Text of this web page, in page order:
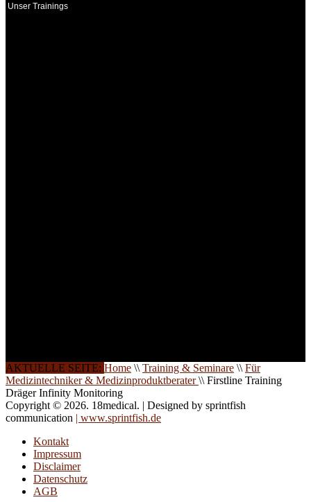
Unser Trainings
AKTUELLE SEITE: Home \\ Training & Seminare \\ Für
Medizintechniker & Medizinproduktberater\\ Firstline Training
Dräger Infinity Monitoring
Copyright © 2026. 18medical. | Designed by sprintfish
communication | www.sprintfish.de
Kontakt
Impressum
Disclaimer
Datenschutz
AGB